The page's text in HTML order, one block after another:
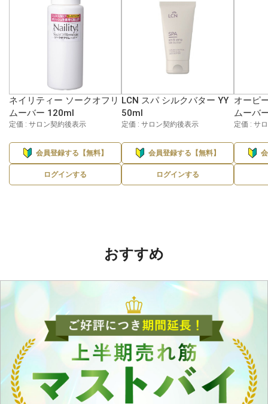
ネイリティー ソークオフリ
ムーバー 120ml
定価 : サロン契約後表示
会員登録する【無料】
ログインする
LCN スパ シルクバター YY
50ml
定価 : サロン契約後表示
会員登録する【無料】
ログインする
オーピ
ムーバ
定価 : サ
おすすめ